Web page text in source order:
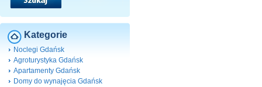
Kategorie
Noclegi Gdańsk
Agroturystyka Gdańsk
Apartamenty Gdańsk
Domy do wynajęcia Gdańsk